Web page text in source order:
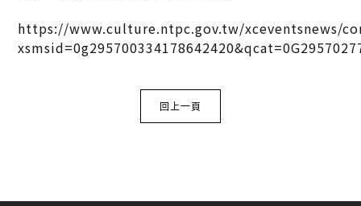
https://www.culture.ntpc.gov.tw/xceventsnews/
回上一頁